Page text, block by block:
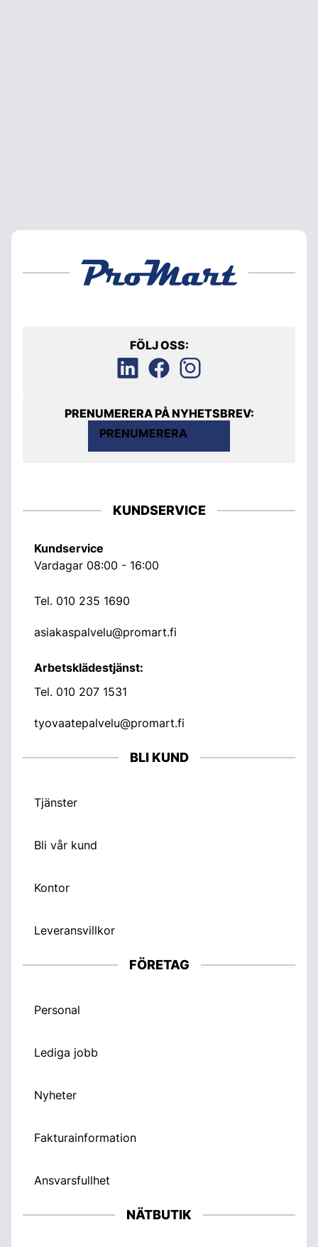
FÖLJ OSS:
PRENUMERERA PÅ NYHETSBREV:
PRENUMERERA
KUNDSERVICE
Kundservice
Vardagar 08:00 - 16:00
Tel. 010 235 1690
asiakaspalvelu@promart.fi
Arbetsklädestjänst:
Tel. 010 207 1531
tyovaatepalvelu@promart.fi
BLI KUND
Tjänster
Bli vår kund
Kontor
Leveransvillkor
FÖRETAG
Personal
Lediga jobb
Nyheter
Fakturainformation
Ansvarsfullhet
NÄTBUTIK